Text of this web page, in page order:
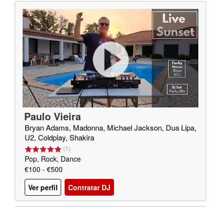
Paulo Vieira
Bryan Adams, Madonna, Michael Jackson, Dua Lipa,
U2, Coldplay, Shakira
(1)
Pop, Rock, Dance
€100 - €500
Ver perfil
Contratar DJ